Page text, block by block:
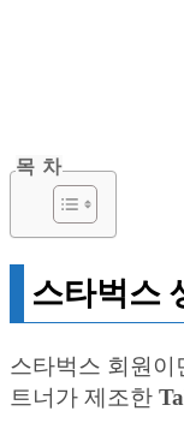
목 차
스타벅스
스타벅스 회원이
트너가 제조한